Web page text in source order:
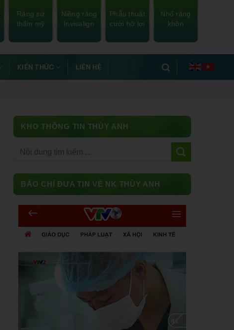
Răng sứ
thẩm mỹ
Niềng răng
Invisalign
Phẫu thuật
cười hở lợi
Nhổ răng
khôn
KIẾN THỨC LIÊN HỆ
KHO THÔNG TIN THÙY ANH
BÁO CHÍ ĐƯA TIN VỀ NK THÙY ANH